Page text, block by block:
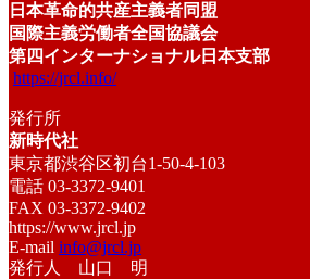
日本革命的共産主義者同盟
国際主義労働者全国協議会
第四インターナショナル日本支部
https://jrcl.info/
発行所
新時代社
東京都渋谷区初台1-50-4-103
電話 03-3372-9401
FAX 03-3372-9402
https://www.jrcl.jp
E-mail info@jrcl.jp
発行人 山口 明